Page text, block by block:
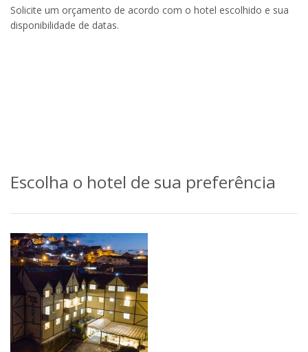
Solicite um orçamento de acordo com o hotel escolhido e sua
disponibilidade de datas.
Escolha o hotel de sua preferência